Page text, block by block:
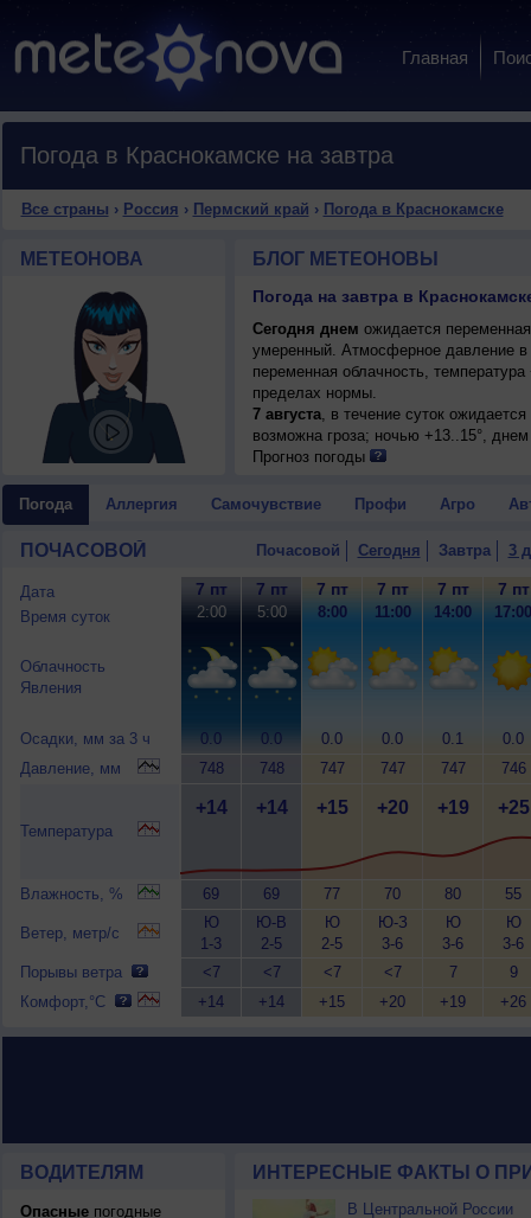
Главная
Погода в Краснокамске на завтра
Все страны › Россия › Пермский край › Погода в Краснокамске
МЕТЕОНОВА БЛОГ МЕТЕОНОВЫ
Погода на завтра в
Сегодня днем ожидается
умеренный. Атмосферное давление
переменная облачность,
пределах нормы.
7 августа, в течение суток
возможна гроза; ночью +13..15°,
Прогноз погоды
Погода Аллергия Самочувствие Профи Агро
ПОЧАСОВОЙ Почасовой Сегодня Завтра 3
Дата
Время суток
Облачность
Явления
Осадки, мм за 3 ч
Давление, мм
Температура
Влажность, %
Ветер, метр/с
Порывы ветра
Комфорт,°C
7 пт
2:00
0.0
748
+14
69
Ю
1-3
<7
+14
7 пт
5:00
0.0
748
+14
69
Ю-В
2-5
<7
+14
7 пт
8:00
0.0
747
+15
77
Ю
2-5
<7
+15
7 пт
11:00
0.0
747
+20
70
Ю-З
3-6
<7
+20
7 пт
14:00
0.1
747
+19
80
Ю
3-6
7
+19
7 пт
17:00
0.0
746
+25
55
Ю
3-6
9
+26
ВОДИТЕЛЯМ
Опасныепогодные
ИНТЕРЕСНЫЕ ФАКТЫ О
В Центральной России